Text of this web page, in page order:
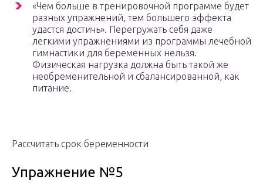
«Чем больше в тренировочной программе будет
разных упражнений, тем большего эффекта
удастся достичь». Перегружать себя даже
легкими упражнениями из программы лечебной
гимнастики для беременных нельзя.
Физическая нагрузка должна быть такой же
необременительной и сбалансированной, как
питание.
Рассчитать срок беременности
Упражнение №5